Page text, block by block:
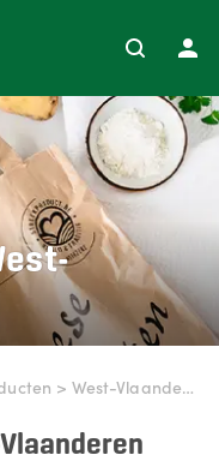
> West-Vlaanderen